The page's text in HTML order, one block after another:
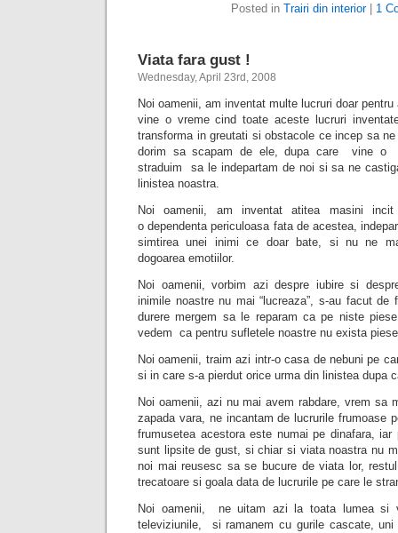
Posted in Trairi din interior| 1
Viata fara gust !
Wednesday, April 23rd, 2008
Noi oamenii, am inventat multe lucruri doar
vine o vreme cind toate aceste lucruri
transforma in greutati si obstacole ce incep sa
dorim sa scapam de ele, dupa care vine o
straduim sa le indepartam de noi si sa ne
linistea noastra.
Noi oamenii, am inventat atitea masini
o dependenta periculoasa fata de acestea,
simtirea unei inimi ce doar bate, si nu ne
dogoarea emotiilor.
Noi oamenii, vorbim azi despre iubire si
inimile noastre nu mai “lucreaza”, s-au facut
durere mergem sa le reparam ca pe niste
vedem ca pentru sufletele noastre nu exista
Noi oamenii, traim azi intr-o casa de nebuni pe
si in care s-a pierdut orice urma din linistea dupa
Noi oamenii, azi nu mai avem rabdare, vrem sa
zapada vara, ne incantam de lucrurile frumoase
frumusetea acestora este numai pe dinafara, iar
sunt lipsite de gust, si chiar si viata noastra nu
noi mai reusesc sa se bucure de viata lor,
trecatoare si goala data de lucrurile pe care le
Noi oamenii, ne uitam azi la toata lumea si
televiziunile, si ramanem cu gurile cascate,